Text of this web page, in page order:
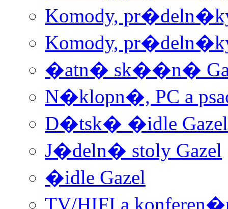
Komody,
Komody,
�atn� sk��n�
N�klopn�, PC a
D�tsk� �idle Gazel
J�deln� stoly Gazel
�idle Gazel
TV/HIFI a